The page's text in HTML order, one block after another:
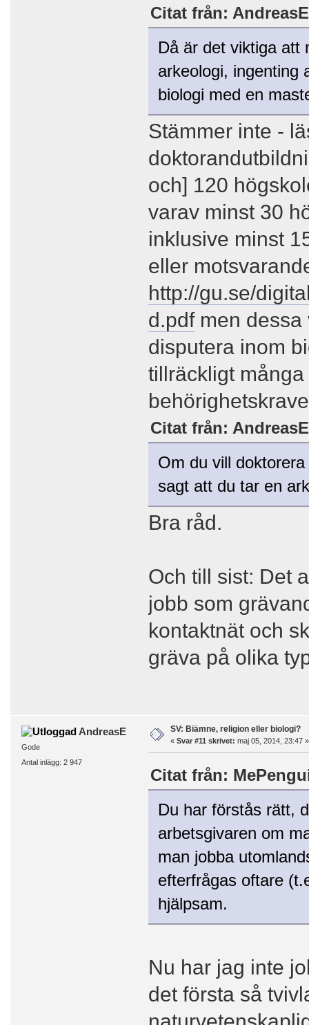
Citat från:
Då är det viktiga att
arkeologi, ingenting
biologi med en
Stämmer inte -
och] 120
varav minst 30
inklusive minst
eller
http://gu.se/
d.pdfmen dessa
disputera inom
tillräckligt
Citat från:
Om du vill
sagt att du tar en
Bra råd.
Och till sist: Det
jobb som
kontaktnät och
gräva på olika
AndreasE
Gode
Antal inlägg: 2 947
SV: Biämne, religion eller biologi?
« Svar #11 skrivet: maj 05, 2014, 23:47 »
Citat från:
Du har förstås rätt,
arbetsgivaren om
man jobba
efterfrågas oftare
hjälpsam.
Nu har jag inte
det första så